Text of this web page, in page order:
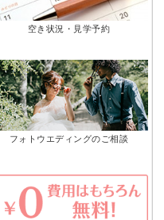
空き状況・見学予約
フォトウエディングのご相談